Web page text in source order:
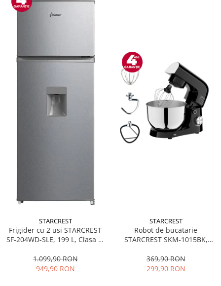
STARCREST
Frigider cu 2 usi STARCREST
SF-204WD-SLE, 199 L, Clasa E,
Termostat Ajustabil, Usi
reversibile, H 143 cm, Argintiu
1.099,90 RON
949,90 RON
STARCREST
Robot de bucatarie
STARCREST SKM-1015BK,
Accesorii, 10 Viteze + Pulse,
Negru
369,90 RON
299,90 RON